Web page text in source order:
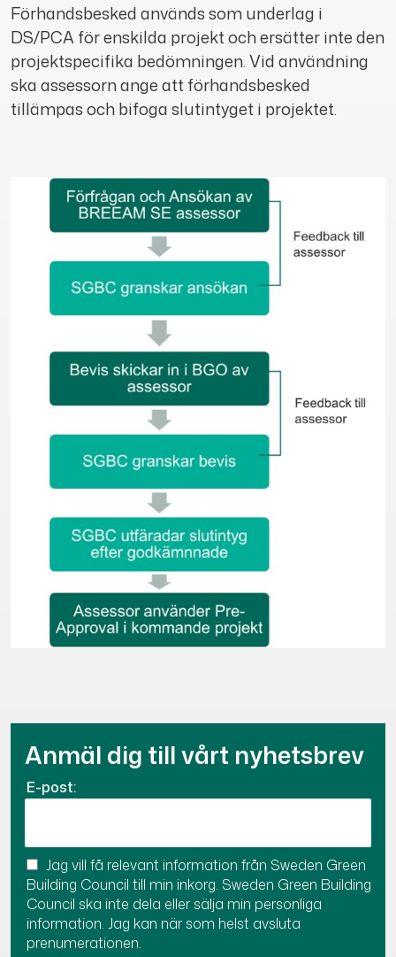
Förhandsbesked används som underlag i
DS/PCA för enskilda projekt och ersätter inte den
projektspecifika bedömningen. Vid användning
ska assessorn ange att förhandsbesked
tillämpas och bifoga slutintyget i projektet.
Anmäl dig till vårt nyhetsbrev
E-post:
Jag vill få relevant information från Sweden Green
Building Council till min inkorg. Sweden Green Building
Council ska inte dela eller sälja min personliga
information. Jag kan när som helst avsluta
prenumerationen.